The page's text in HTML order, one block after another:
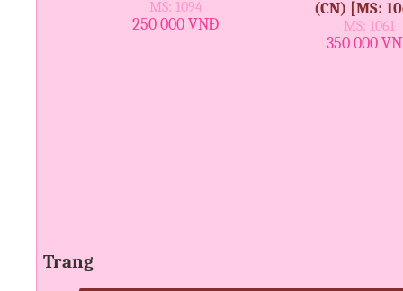
MS: 1094
250 000 VNĐ
(CN) [MS:
MS: 1061
350 000
Trang